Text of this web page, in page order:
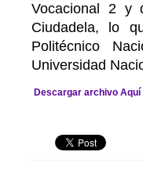
Vocacional 2 y
Ciudadela, lo
Politécnico
Universidad
Descargar archivo Aquí